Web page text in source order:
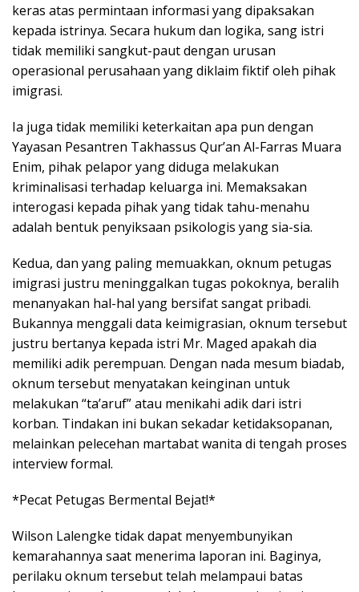
keras atas permintaan informasi yang dipaksakan
kepada istrinya. Secara hukum dan logika, sang istri
tidak memiliki sangkut-paut dengan urusan
operasional perusahaan yang diklaim fiktif oleh pihak
imigrasi.
Ia juga tidak memiliki keterkaitan apa pun dengan
Yayasan Pesantren Takhassus Qur’an Al-Farras Muara
Enim, pihak pelapor yang diduga melakukan
kriminalisasi terhadap keluarga ini. Memaksakan
interogasi kepada pihak yang tidak tahu-menahu
adalah bentuk penyiksaan psikologis yang sia-sia.
Kedua, dan yang paling memuakkan, oknum petugas
imigrasi justru meninggalkan tugas pokoknya, beralih
menanyakan hal-hal yang bersifat sangat pribadi.
Bukannya menggali data keimigrasian, oknum tersebut
justru bertanya kepada istri Mr. Maged apakah dia
memiliki adik perempuan. Dengan nada mesum biadab,
oknum tersebut menyatakan keinginan untuk
melakukan “ta’aruf” atau menikahi adik dari istri
korban. Tindakan ini bukan sekadar ketidaksopanan,
melainkan pelecehan martabat wanita di tengah proses
interview formal.
*Pecat Petugas Bermental Bejat!*
Wilson Lalengke tidak dapat menyembunyikan
kemarahannya saat menerima laporan ini. Baginya,
perilaku oknum tersebut telah melampaui batas